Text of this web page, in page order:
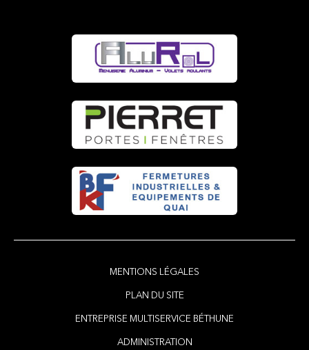
MENTIONS LÉGALES
PLAN DU SITE
ENTREPRISE MULTISERVICE BÉTHUNE
ADMINISTRATION